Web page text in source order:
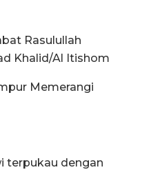
Rasulullah
Khalid/Al Itishom
Memerangi
terpukau dengan